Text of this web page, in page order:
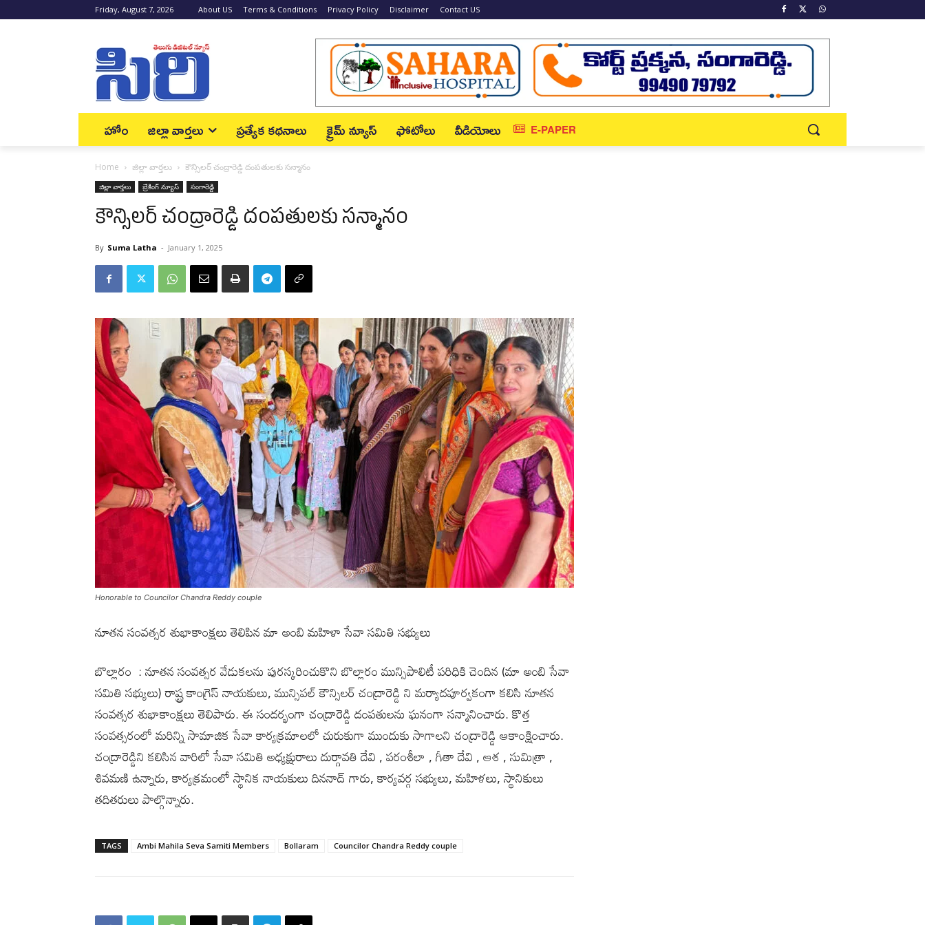
Friday, August 7, 2026 About US Terms & Conditions Privacy Policy Disclaimer Contact US
హోం జిల్లా వార్త‌లు ప్రత్యేక కథనాలు క్రైమ్ న్యూస్‌ ఫోటోలు వీడియోలు E-PAPER
Home జిల్లా వార్త‌లు కౌన్సిలర్ చంద్రారెడ్డి దంప‌తుల‌కు స‌న్మానం
జిల్లా వార్త‌లు బ్రేకింగ్ న్యూస్‌ సంగారెడ్డి
కౌన్సిలర్ చంద్రారెడ్డి దంప‌తుల‌కు స‌న్మానం
By Suma Latha - January 1, 2025
Honorable to Councilor Chandra Reddy couple
నూత‌న సంవ‌త్స‌ర శుభాకాంక్ష‌లు తెలిపిన మా అంబి మహిళా సేవా సమితి సభ్యులు
బొల్లారం : నూతన సంవత్సర వేడుకలను పురస్కరించుకొని బొల్లారం మున్సిపాలిటీ పరిధికి చెందిన (మా అంబి సేవా
సమితి సభ్యులు) రాష్ట్ర కాంగ్రెస్ నాయకులు, మున్సిపల్ కౌన్సిలర్ చంద్రారెడ్డి ని మర్యాదపూర్వకంగా కలిసి నూతన
సంవత్సర శుభాకాంక్షలు తెలిపారు. ఈ సందర్భంగా చంద్రారెడ్డి దంపతులను ఘనంగా సన్మానించారు. కొత్త
సంవత్సరంలో మరిన్ని సామాజిక సేవా కార్యక్రమాలలో చురుకుగా ముందుకు సాగాలని చంద్రారెడ్డి ఆకాంక్షించారు.
చంద్రారెడ్డిని కలిసిన వారిలో సేవా సమితి అధ్యక్షురాలు దుర్గావతి దేవి , పరంశీలా , గీతా దేవి , ఆశ , సుమిత్రా ,
శివమణి ఉన్నారు, కార్యక్రమంలో స్థానిక నాయకులు దిననాద్ గారు, కార్యవర్గ సభ్యులు, మహిళలు, స్థానికులు
తదితరులు పాల్గొన్నారు.
TAGS Ambi Mahila Seva Samiti Members Bollaram Councilor Chandra Reddy couple